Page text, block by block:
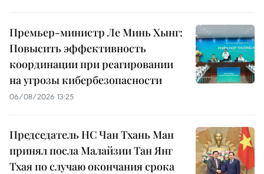
Премьер-министр Ле Минь Хынг:
Повысить эффективность
координации при реагировании
на угрозы кибербезопасности
06/08/2026 13:25
Председатель НС Чан Тхань Ман
принял посла Малайзии Тан Янг
Тхая по случаю окончания срока